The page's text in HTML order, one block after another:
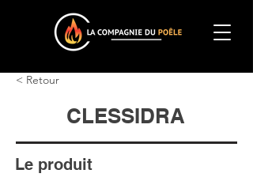
< Retour
CLESSIDRA
Le produit